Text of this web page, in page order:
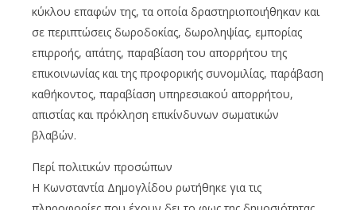
κύκλου επαφών της, τα οποία δραστηριοποιήθηκαν και
σε περιπτώσεις δωροδοκίας, δωροληψίας, εμπορίας
επιρροής, απάτης, παραβίαση του απορρήτου της
επικοινωνίας και της προφορικής συνομιλίας, παράβαση
καθήκοντος, παραβίαση υπηρεσιακού απορρήτου,
απιστίας και πρόκληση επικίνδυνων σωματικών
βλαβών.
Περί πολιτικών προσώπων
Η Κωνσταντία Δημογλίδου ρωτήθηκε για τις